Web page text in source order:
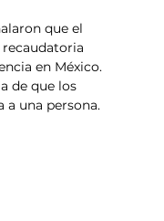
que el
en México.
de que los
a una persona.